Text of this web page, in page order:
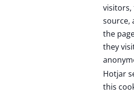
source,
the
they
Hotjar
this